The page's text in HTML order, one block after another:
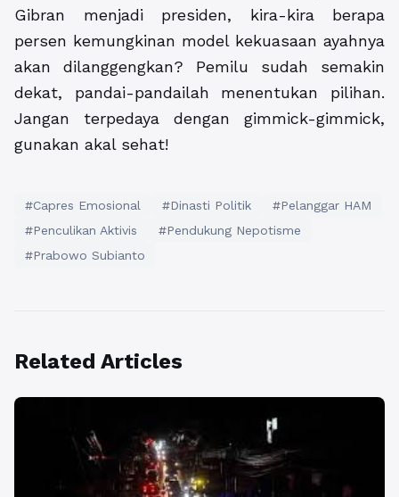
Gibran menjadi presiden, kira-kira berapa
persen kemungkinan model kekuasaan ayahnya
akan dilanggengkan? Pemilu sudah semakin
dekat, pandai-pandailah menentukan pilihan.
Jangan terpedaya dengan gimmick-gimmick,
gunakan akal sehat!
#Capres Emosional #Dinasti Politik
#Pelanggar HAM
#Penculikan Aktivis
#Pendukung Nepotisme
#Prabowo Subianto
Related Articles